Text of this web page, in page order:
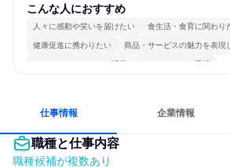
こんな人におすすめ
人々に感動や笑いを届けたい 食生活・食育に関わり
健康促進に携わりたい 商品・サービスの魅力を表現
コミュニケーションが活発 チームワークを重視
仕事情報 企業情報
職種と仕事内容
職種候補が複数あり